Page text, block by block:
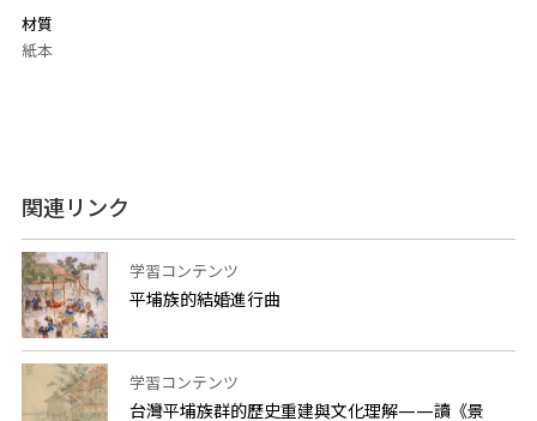
材質
紙本
関連リンク
学習コンテンツ
平埔族的結婚進行曲
学習コンテンツ
台灣平埔族群的歷史重建與文化理解——讀《景